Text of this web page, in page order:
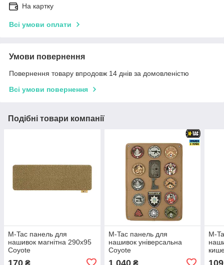
На картку
Всі умови оплати
Умови повернення
Повернення товару впродовж 14 днів за домовленістю
Всі умови повернення
Подібні товари компанії
M-Tac панель для
нашивок магнітна 290х95
Coyote
170 ₴
M-Tac панель для
нашивок універсальна
Coyote
1 040₴
M-
109